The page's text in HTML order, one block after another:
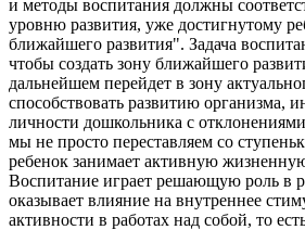
и методы воспитания должны
уровню развития, уже достигнутому
ближайшего развития". Задача
чтобы создать зону ближайшего
дальнейшем перейдет в зону
способствовать развитию организма,
личности дошкольника с
мы не просто переставляем со
ребенок занимает активную
Воспитание играет решающую роль в
оказывает влияние на внутреннее
активности в работах над собой, то